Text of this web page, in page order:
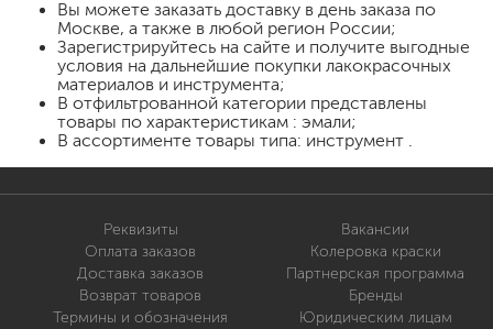
Вы можете заказать доставку в день заказа по
Москве, а также в любой регион России;
Зарегистрируйтесь на сайте и получите выгодные
условия на дальнейшие покупки лакокрасочных
материалов и инструмента;
В отфильтрованной категории представлены
товары по характеристикам : эмали;
В ассортименте товары типа: инструмент .
Реквизиты
Оплата заказов
Доставка заказов
Возврат товаров
Термины и обозначения
Вакансии
Колеровка краски
Партнерская программа
Бренды
Юридическим лицам